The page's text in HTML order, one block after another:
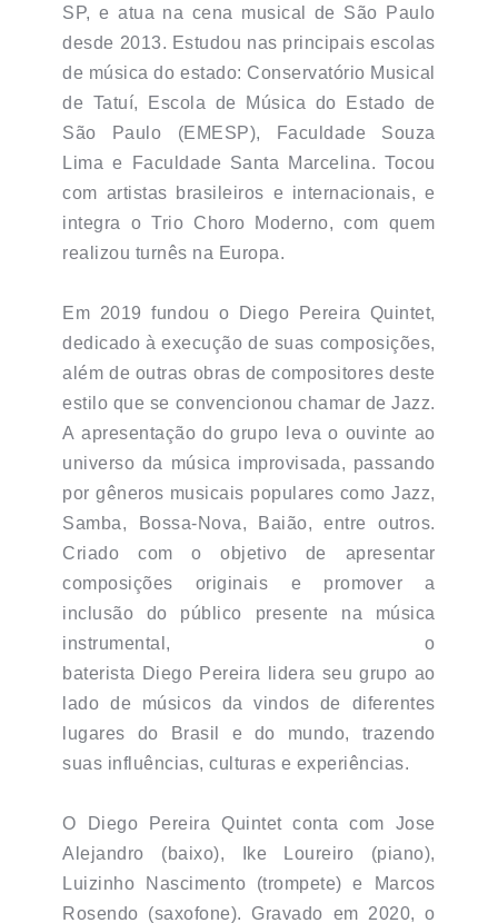
SP, e atua na cena musical de São Paulo
desde 2013. Estudou nas principais escolas
de música do estado: Conservatório Musical
de Tatuí, Escola de Música do Estado de
São Paulo (EMESP), Faculdade Souza
Lima e Faculdade Santa Marcelina. Tocou
com artistas brasileiros e internacionais, e
integra o Trio Choro Moderno, com quem
realizou turnês na Europa.
Em 2019 fundou o Diego Pereira Quintet,
dedicado à execução de suas composições,
além de outras obras de compositores deste
estilo que se convencionou chamar de Jazz.
A apresentação do grupo leva o ouvinte ao
universo da música improvisada, passando
por gêneros musicais populares como Jazz,
Samba, Bossa-Nova, Baião, entre outros.
Criado com o objetivo de apresentar
composições originais e promover a
inclusão do público presente na música
instrumental, o
baterista Diego Pereira lidera seu grupo ao
lado de músicos da vindos de diferentes
lugares do Brasil e do mundo, trazendo
suas influências, culturas e experiências.
O Diego Pereira Quintet conta com Jose
Alejandro (baixo), Ike Loureiro (piano),
Luizinho Nascimento (trompete) e Marcos
Rosendo (saxofone). Gravado em 2020, o